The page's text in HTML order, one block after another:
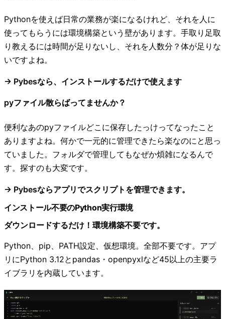
Pythonを使えば日常の業務が楽になるけれど、それを人に
使ってもらうには環境構築という壁があります。手取り足取
り教えるには時間が足りないし、それを人数分？体が足りな
いですよね。
→ Pybesなら、インストールするだけで使えます
pyファイル散らばってませんか？
便利なあのpyファイルどこに保存したっけってなったこと
ありますよね。何かで一元的に管理できたら楽なのにと思っ
ていました。フォルダで管理してもなぜか煩雑になるんで
す。探すのも大変です。
→ Pybesならアプリでスクリプトを管理できます。
インストール不要のPython実行環境
ダウンロードするだけ！環境構築不要です。
Python、pip、PATH設定、仮想環境。全部不要です。アプ
リにPython 3.12とpandas・openpyxlなど45以上の主要ラ
イブラリを内蔵しています。